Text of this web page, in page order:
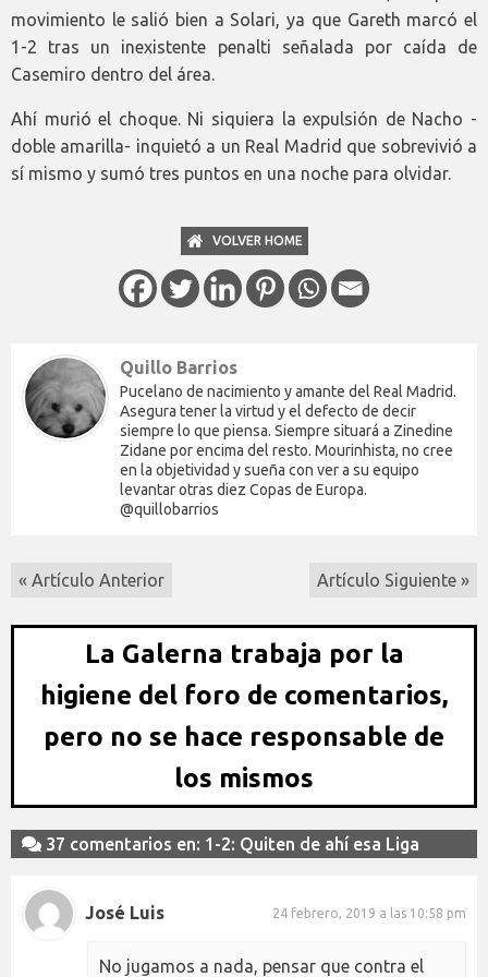
movimiento le salió bien a Solari, ya que Gareth marcó el
1-2 tras un inexistente penalti señalada por caída de
Casemiro dentro del área.
Ahí murió el choque. Ni siquiera la expulsión de Nacho -
doble amarilla- inquietó a un Real Madrid que sobrevivió a
sí mismo y sumó tres puntos en una noche para olvidar.
VOLVER HOME
Quillo Barrios
Pucelano de nacimiento y amante del Real Madrid.
Asegura tener la virtud y el defecto de decir
siempre lo que piensa. Siempre situará a Zinedine
Zidane por encima del resto. Mourinhista, no cree
en la objetividad y sueña con ver a su equipo
levantar otras diez Copas de Europa.
@quillobarrios
« Artículo Anterior Artículo Siguiente »
La Galerna trabaja por la
higiene del foro de comentarios,
pero no se hace responsable de
los mismos
37 comentarios en: 1-2: Quiten de ahí esa Liga
José Luis 24 febrero, 2019 a las 10:58 pm
No jugamos a nada, pensar que contra el